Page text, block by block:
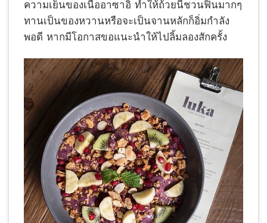
ความเย็นของเนื้ออาซาอิ ทำให้ถ้วยนี้ชวนฟินมากๆ
ทานเป็นของหวานหรือจะเป็นจานหลักก็อิ่มกำลัง
พอดี หากมีโอกาสขอแนะนำให้ไปลิ้มลองสักครั้ง